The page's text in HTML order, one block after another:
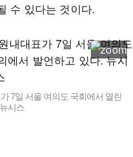
수 있다는 것이다.
7일 서울 여의도 국회에서 열린
시스